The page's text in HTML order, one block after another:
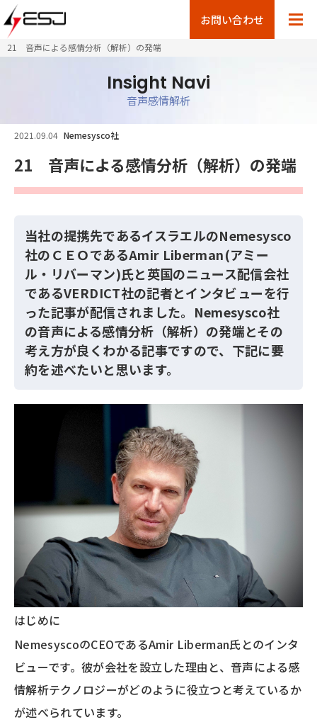
お問い合わせ
Insight Navi
音声感情解析
21 音声による感情分析（解析）の発端
2021.09.04 Nemesysco社
21 音声による感情分析（解析）の発端
当社の提携先であるイスラエルのNemesysco
社のＣＥＯであるAmir Liberman(アミー
ル・リバーマン)氏と英国のニュース配信会社
であるVERDICT社の記者とインタビューを行
った記事が配信されました。Nemesysco社
の音声による感情分析（解析）の発端とその
考え方が良くわかる記事ですので、下記に要
約を述べたいと思います。
はじめに
NemesyscoのCEOであるAmir Liberman氏とのインタ
ビューです。彼が会社を設立した理由と、音声による感
情解析テクノロジーがどのように役立つと考えているか
が述べられています。